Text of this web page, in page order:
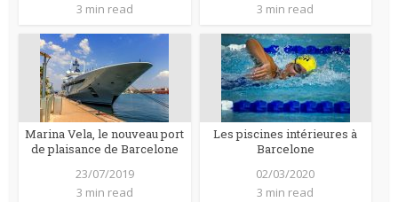
3 min read
3 min read
Marina Vela, le nouveau port
de plaisance de Barcelone
23/07/2019
3 min read
Les piscines intérieures à
Barcelone
02/03/2020
3 min read